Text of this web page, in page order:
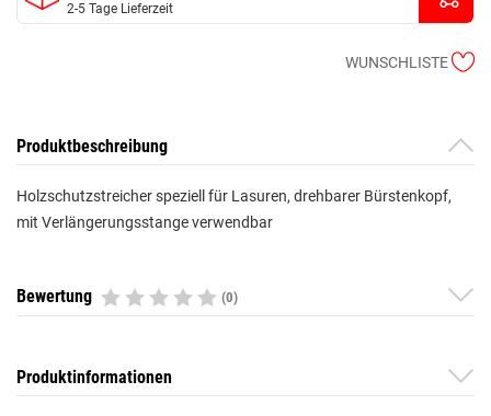
2-5 Tage Lieferzeit
WUNSCHLISTE
Produktbeschreibung
Holzschutzstreicher speziell für Lasuren, drehbarer Bürstenkopf,
mit Verlängerungsstange verwendbar
Bewertung (0)
Produktinformationen